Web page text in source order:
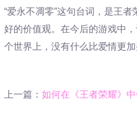
“爱永不凋零”这句台词，是王
好的价值观。在今后的游戏中
个世界上，没有什么比爱情更加
上一篇： 如何在《王者荣耀》